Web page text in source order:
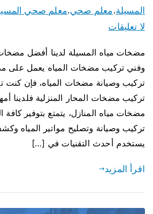
المسيلة،معلم صحي،معلم صحي
لا تعليقات
مضخات مياه المسيلة لدينا أفضل
تركيب وصيانة مضخات المياه، فإن
تركيب مضخات المحار المنزلية فلدينا
مضخات مياه المنازل، يتمتع بتوفير
تركيب وصيانة وتصليح مواتير المياه
يستخدم أحدث التقنيات في […]
اقرأ المزيد